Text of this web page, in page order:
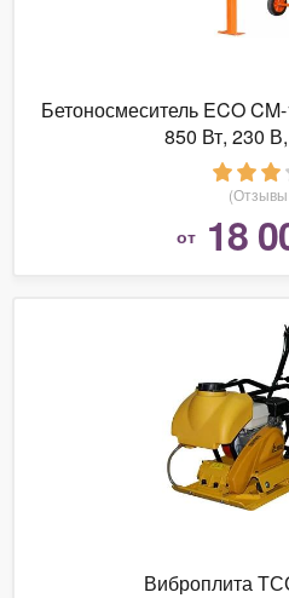
Бетоносмеситель ECO
850 Вт, 230
от 18
Виброплита